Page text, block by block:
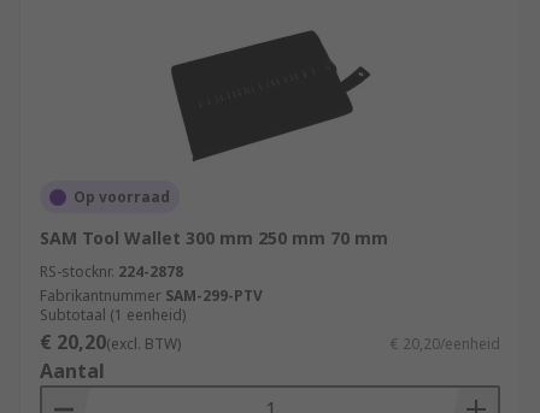
Op voorraad
SAM Tool Wallet 300 mm 250 mm 70 mm
RS-stocknr. 224-2878
Fabrikantnummer SAM-299-PTV
Subtotaal (1 eenheid)
€ 20,20(excl. BTW) € 20,20/eenheid
Aantal